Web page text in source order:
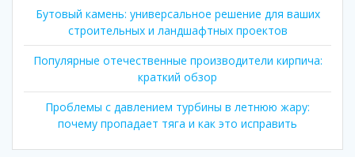
Бутовый камень: универсальное решение для ваших
строительных и ландшафтных проектов
Популярные отечественные производители кирпича:
краткий обзор
Проблемы с давлением турбины в летнюю жару:
почему пропадает тяга и как это исправить